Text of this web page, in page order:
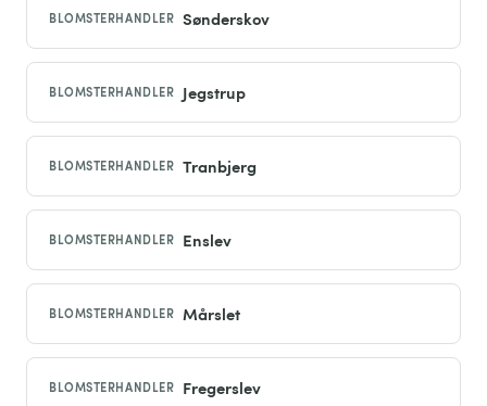
BLOMSTERHANDLER Sønderskov
BLOMSTERHANDLER Jegstrup
BLOMSTERHANDLER Tranbjerg
BLOMSTERHANDLER Enslev
BLOMSTERHANDLER Mårslet
BLOMSTERHANDLER Fregerslev